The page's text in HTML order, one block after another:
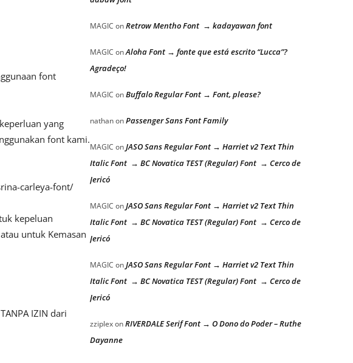
font
yang
font kami.
carleya-font/
kepeluan
untuk Kemasan
IZIN dari
MAGIC onRetrow Mentho Font → kadayawan font
MAGIC onAloha Font → fonte que está escrito “Lucca”?
Agradeço!
MAGIC onBuffalo Regular Font → Font, please?
nathanonPassenger Sans Font Family
MAGIC onJASO Sans Regular Font → Harriet v2 Text Thin
Italic Font → BC Novatica TEST (Regular) Font → Cerco de
Jericó
MAGIC onJASO Sans Regular Font → Harriet v2 Text Thin
Italic Font → BC Novatica TEST (Regular) Font → Cerco de
Jericó
MAGIC onJASO Sans Regular Font → Harriet v2 Text Thin
Italic Font → BC Novatica TEST (Regular) Font → Cerco de
Jericó
zziplexonRIVERDALE Serif Font → O Dono do Poder – Ruthe
Dayanne